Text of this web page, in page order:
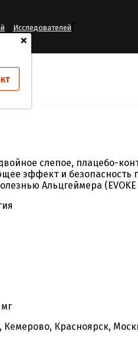
+
Исследователей
слепое, плацебо-
эффект и безопасность
Альцгеймера
Кемерово, Красноярск,